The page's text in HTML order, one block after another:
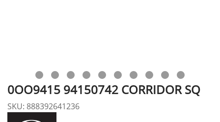
0OO9415 94150742 CORRIDOR SQ
SKU: 888392641236